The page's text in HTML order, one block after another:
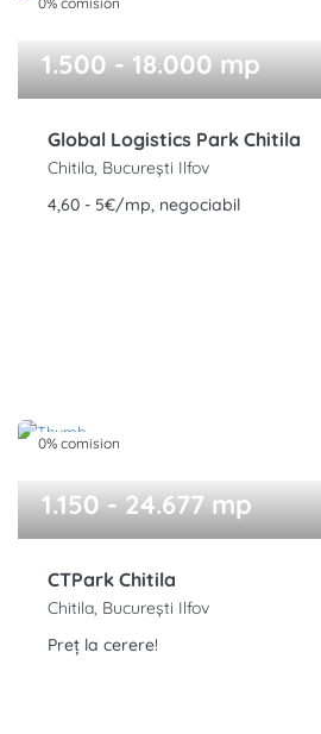
1.500 - 18.000 mp
Global Logistics Park Chitila
Chitila, București Ilfov
4,60 - 5€/mp, negociabil
0% comision
1.150 - 24.677 mp
CTPark Chitila
Chitila, București Ilfov
Preț la cerere!